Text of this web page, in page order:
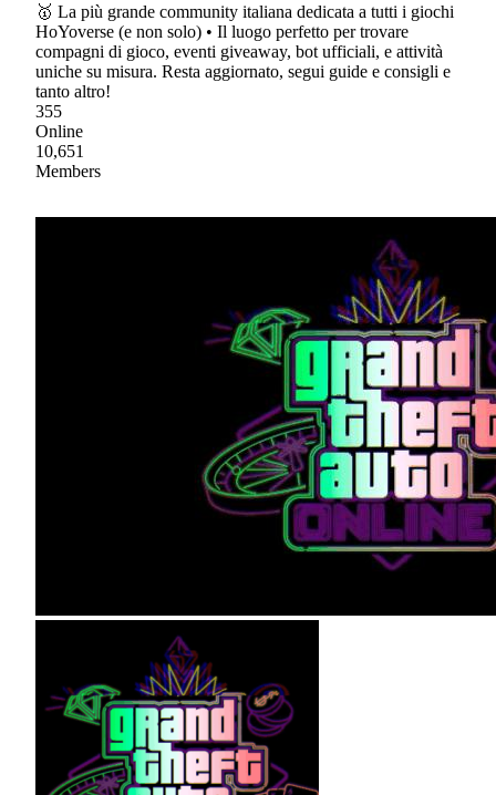
🥇 La più grande community italiana dedicata a tutti i giochi
HoYoverse (e non solo) • Il luogo perfetto per trovare
compagni di gioco, eventi giveaway, bot ufficiali, e attività
uniche su misura. Resta aggiornato, segui guide e consigli e
tanto altro!
355
Online
10,651
Members